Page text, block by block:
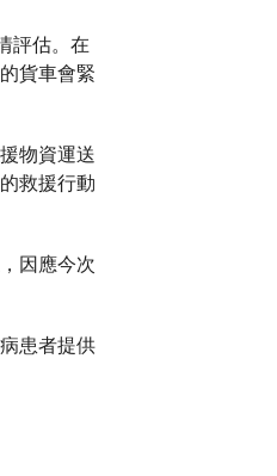
評估。在
貨車會緊
物資運送
救援行動
因應今次
患者提供